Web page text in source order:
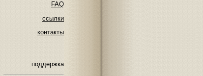
FAQ
ссылки
контакты
поддержка